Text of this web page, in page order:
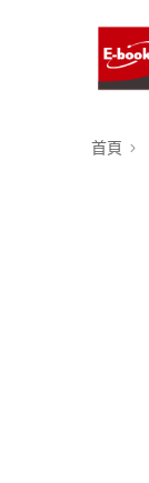
首頁